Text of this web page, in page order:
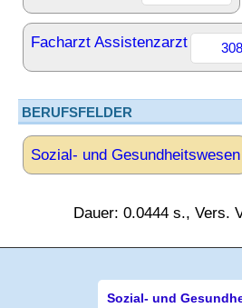
Facharzt Assistenzarzt
BERUFSFELDER
Sozial- und Gesundheitswesen
Dauer: 0.0444 s., Vers.
Sozial- und